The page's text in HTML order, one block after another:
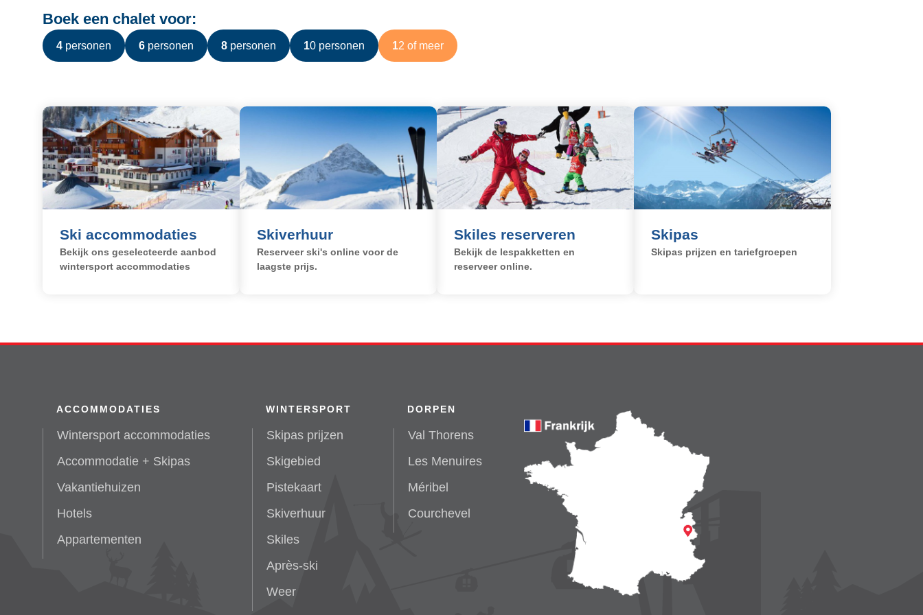
r
i
n
d
e
a
g
i
n
a
Boek een chalet voor:
4 personen 6 personen 8 personen 10 personen 12 of meer
Ski accommodaties
Bekijk ons geselecteerde aanbod
wintersport accommodaties
Skiverhuur
Reserveer ski's online voor de
laagste prijs.
Skiles reserveren
Bekijk de lespakketten en
reserveer online.
Skipas
Skipas prijzen en tariefgroepen
ACCOMMODATIES
Wintersport accommodaties
Accommodatie + Skipas
Vakantiehuizen
Hotels
Appartementen
WINTERSPORT
Skipas prijzen
Skigebied
Pistekaart
Skiverhuur
Skiles
Après-ski
Weer
DORPEN
Val Thorens
Les Menuires
Méribel
Courchevel